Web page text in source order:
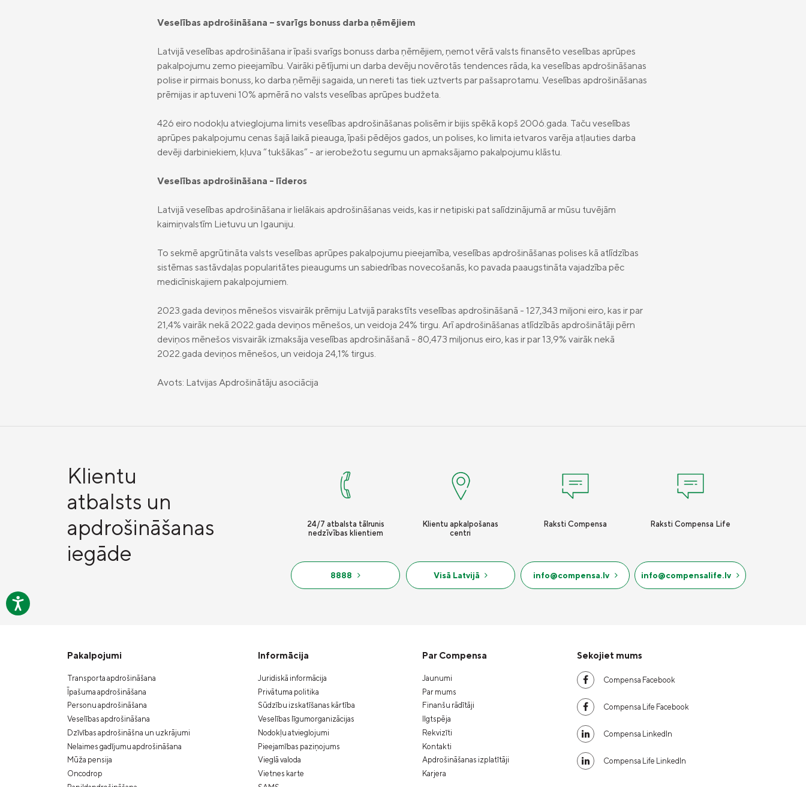
Veselības apdrošināšana – svarīgs bonuss darba ņēmējiem
Latvijā veselības apdrošināšana ir īpaši svarīgs bonuss darba ņēmējiem, ņemot vērā valsts finansēto veselības aprūpes
pakalpojumu zemo pieejamību. Vairāki pētījumi un darba devēju novērotās tendences rāda, ka veselības apdrošināšanas
polise ir pirmais bonuss, ko darba ņēmēji sagaida, un nereti tas tiek uztverts par pašsaprotamu. Veselības apdrošināšanas
prēmijas ir aptuveni 10% apmērā no valsts veselības aprūpes budžeta.
426 eiro nodokļu atvieglojuma limits veselības apdrošināšanas polisēm ir bijis spēkā kopš 2006.gada. Taču veselības
aprūpes pakalpojumu cenas šajā laikā pieauga, īpaši pēdējos gados, un polises, ko limita ietvaros varēja atļauties darba
devēji darbiniekiem, kļuva “tukšākas” - ar ierobežotu segumu un apmaksājamo pakalpojumu klāstu.
Veselības apdrošināšana - līderos
Latvijā veselības apdrošināšana ir lielākais apdrošināšanas veids, kas ir netipiski pat salīdzinājumā ar mūsu tuvējām
kaimiņvalstīm Lietuvu un Igauniju.
To sekmē apgrūtināta valsts veselības aprūpes pakalpojumu pieejamība, veselības apdrošināšanas polises kā atlīdzības
sistēmas sastāvdaļas popularitātes pieaugums un sabiedrības novecošanās, ko pavada paaugstināta vajadzība pēc
medicīniskajiem pakalpojumiem.
2023.gada deviņos mēnešos visvairāk prēmiju Latvijā parakstīts veselības apdrošināšanā - 127,343 miljoni eiro, kas ir par
21,4% vairāk nekā 2022.gada deviņos mēnešos, un veidoja 24% tirgu. Arī apdrošināšanas atlīdzībās apdrošinātāji pērn
deviņos mēnešos visvairāk izmaksāja veselības apdrošināšanā - 80,473 miljonus eiro, kas ir par 13,9% vairāk nekā
2022.gada deviņos mēnešos, un veidoja 24,1% tirgus.
Avots: Latvijas Apdrošinātāju asociācija
Klientu
atbalsts un
apdrošināšanas
iegāde
24/7 atbalsta tālrunis
nedzīvības klientiem
8888
Klientu apkalpošanas
centri
Visā Latvijā
Raksti Compensa
info@compensa.lv
Raksti Compensa Life
info@compensalife.lv
Pakalpojumi
Transporta apdrošināšana
Īpašuma apdrošināšana
Personu apdrošināšana
Veselības apdrošināšana
Dzīvības apdrošināšna un uzkrājumi
Nelaimes gadījumu apdrošināšana
Mūža pensija
Oncodrop
Informācija
Juridiskā informācija
Privātuma politika
Sūdzību izskatīšanas kārtība
Veselības līgumorganizācijas
Nodokļu atvieglojumi
Pieejamības paziņojums
Vieglā valoda
Vietnes karte
Par Compensa
Jaunumi
Par mums
Finanšu rādītāji
Ilgtspēja
Rekvizīti
Kontakti
Apdrošināšanas izplatītāji
Karjera
Sekojiet mums
Compensa Facebook
Compensa Life Facebook
Compensa LinkedIn
Compensa Life LinkedIn